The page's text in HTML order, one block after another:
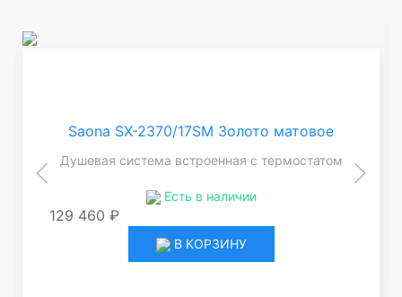
Saona SX-2370/17SM Золото матовое
Душевая система встроенная с термостатом
Есть в наличии
129 460 ₽
В КОРЗИНУ